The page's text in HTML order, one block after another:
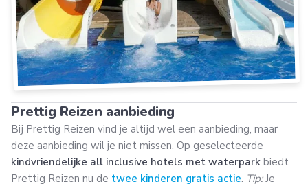
Prettig Reizen aanbieding
Bij Prettig Reizen vind je altijd wel een aanbieding, maar
deze aanbieding wil je niet missen. Op geselecteerde
kindvriendelijke all inclusive hotels met waterpark biedt
Prettig Reizen nu de twee kinderen gratis actie. Tip:Je